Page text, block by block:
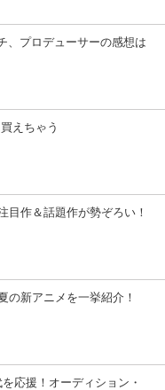
、プロデューサーの感想は
えちゃう
目作＆話題作が勢ぞろい！
の新アニメを一挙紹介！
応援！オーディション・